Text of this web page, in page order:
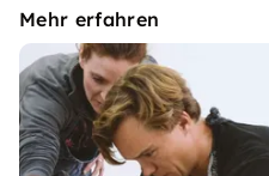
Mehr erfahren